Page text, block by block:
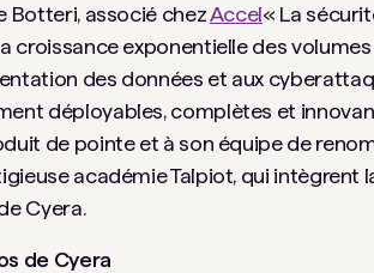
Botteri, associé chezAccel« La
croissance exponentielle des
des données et aux
déployables, complètes et
de pointe et à son équipe de
académie Talpiot, qui intègrent
Cyera.
de Cyera